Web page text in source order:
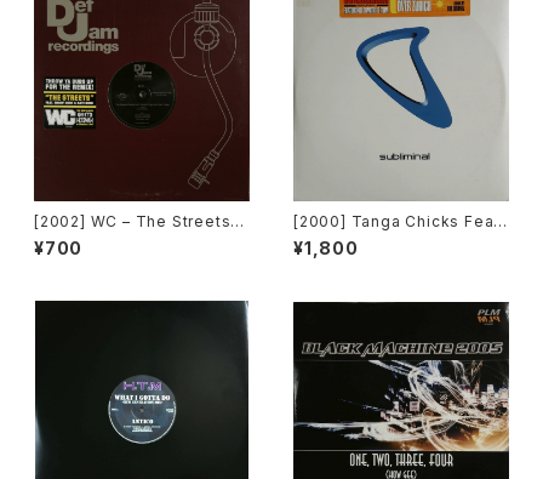
[2002] WC – The Streets
(Remix) [Def Jam Recordin
gs][PROMO]
¥700
[2000] Tanga Chicks Featu
ring Dimitri & Tom – Brasil
Over Zurich [Subliminal][2
¥1,800